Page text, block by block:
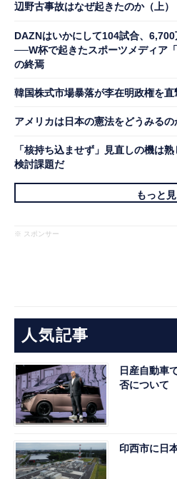
辺野古事故はなぜ起きたのか（上）
DAZNはいかにして104試合、
──W杯で起きたスポーツメディア
の終焉
韓国株式市場暴落が李在明政権を直
アメリカは日本の憲法をどうみるの
「核持ち込ませず」見直しの機は
検討課題だ
もっと
※ スポンサー
人気記事
日産自動車
否について
印西市に日